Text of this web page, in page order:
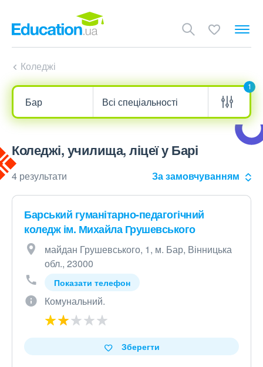
Коледжі
1
Коледжі, училища, ліцеї у Барі
4 результати За замовчуванням
Барський гуманітарно-педагогічний
коледж ім. Михайла Грушевського
майдан Грушевського, 1, м. Бар, Вінницька
обл., 23000
Показати телефон
Комунальний.
Зберегти